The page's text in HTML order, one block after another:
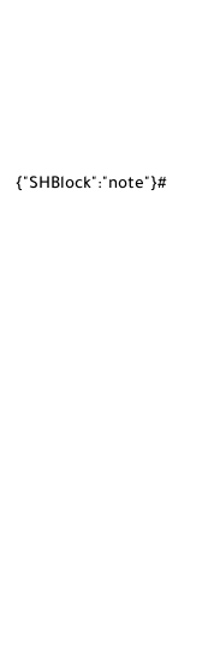
#{"SHBlock":"note"}